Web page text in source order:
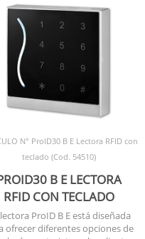
N° ProID30 B E Lectora RFID con
teclado (Cod. 54510)
B E LECTORA
RFID CON TECLADO
ProID B E está diseñada
ofrecer diferentes opciones de